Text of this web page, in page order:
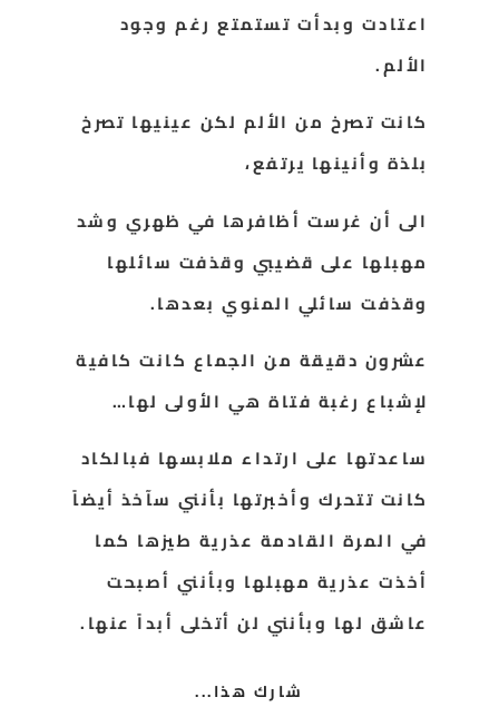
اعتادت وبدأت تستمتع رغم وجود
كانت تصرخ من الألم لكن عينيها تصرخ
بلذة وأنينها يرتفع،
الى أن غرست أظافرها في ظهري وشد
مهبلها على قضيبي وقذفت سائلها
وقذفت سائلي المنوي بعدها.
عشرون دقيقة من الجماع كانت كافية
لإشباع رغبة فتاة هي الأولى لها…
ساعدتها على ارتداء ملابسها فبالكاد
كانت تتحرك وأخبرتها بأنني سآخذ أيضاً
في المرة القادمة عذرية طيزها كما
أخذت عذرية مهبلها وبأنني أصبحت
عاشق لها وبأنني لن أتخلى أبداً عنها.
شارك هذا...